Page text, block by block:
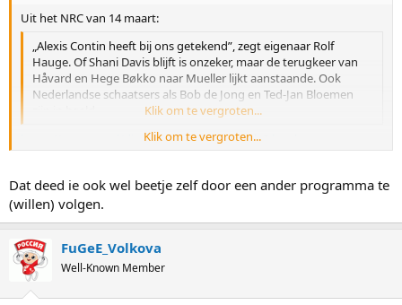
Uit het NRC van 14 maart:
„Alexis Contin heeft bij ons getekend”, zegt eigenaar Rolf
Hauge. Of Shani Davis blijft is onzeker, maar de terugkeer van
Håvard en Hege Bøkko naar Mueller lijkt aanstaande. Ook
Nederlandse schaatsers als Bob de Jong en Ted-Jan Bloemen
Klik om te vergroten...
https://www.nrc.nl/digitaleeditie/NH/20 ... icle3.html
zomer periode met Hofmeier goed, maar in de winter was die denk
ik te veel op zichzelf aangewezen.
Klik om te vergroten...
Dat deed ie ook wel beetje zelf door een ander programma te
(willen) volgen.
FuGeE_Volkova
Well-Known Member